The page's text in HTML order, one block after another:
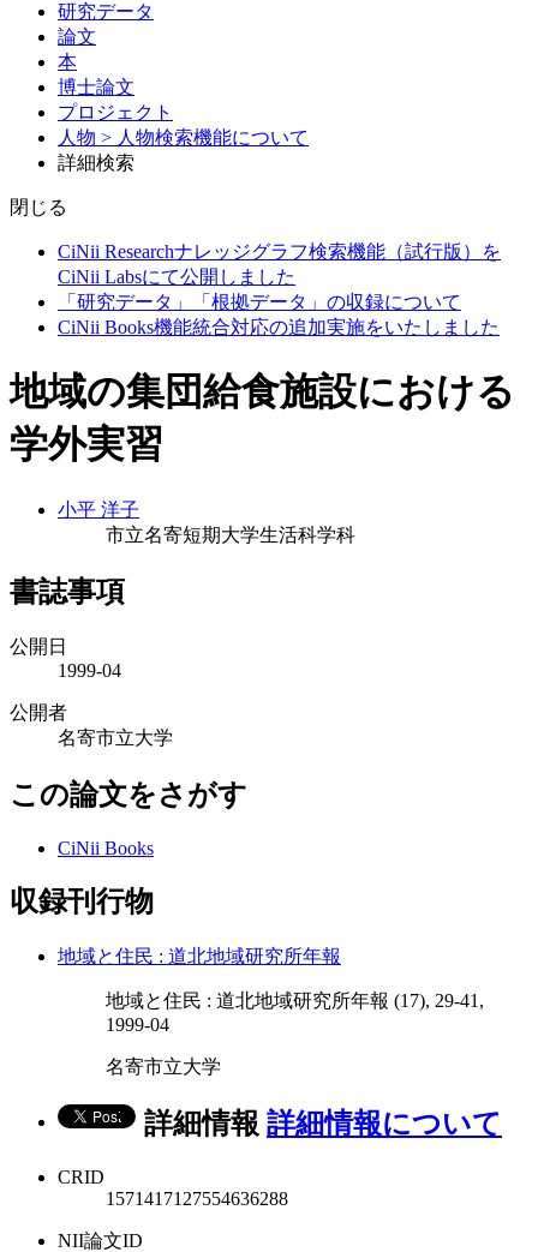
研究データ
論文
本
博士論文
プロジェクト
人物 > 人物検索機能について
詳細検索
閉じる
CiNii Researchナレッジグラフ検索機能（試行版）を
CiNii Labsにて公開しました
「研究データ」「根拠データ」の収録について
CiNii Books機能統合対応の追加実施をいたしました
地域の集団給食施設における
学外実習
小平 洋子
市立名寄短期大学生活科学科
書誌事項
公開日
1999-04
公開者
名寄市立大学
この論文をさがす
CiNii Books
収録刊行物
地域と住民 : 道北地域研究所年報
地域と住民 : 道北地域研究所年報 (17), 29-41,
1999-04
名寄市立大学
詳細情報 詳細情報について
CRID
1571417127554636288
NII論文ID